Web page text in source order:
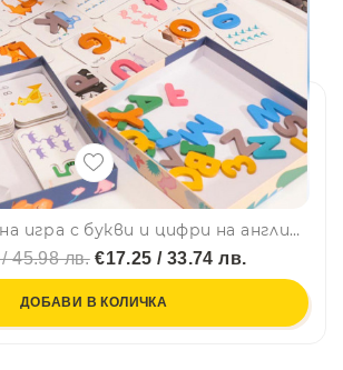
Образователна игра с букви и цифри на английски език МОНТЕСОРИ ZSB47, BF23
45.98 лв.€17.25 / 33.74 лв.
ДОБАВИ В КОЛИЧКА